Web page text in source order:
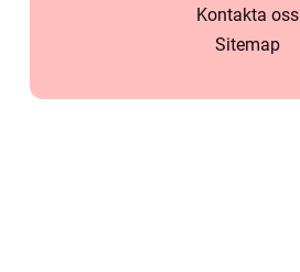
Kontakta oss
Sitemap